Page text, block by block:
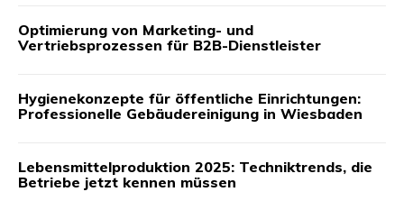
Optimierung von Marketing- und
Vertriebsprozessen für B2B-Dienstleister
Hygienekonzepte für öffentliche Einrichtungen:
Professionelle Gebäudereinigung in Wiesbaden
Lebensmittelproduktion 2025: Techniktrends, die
Betriebe jetzt kennen müssen